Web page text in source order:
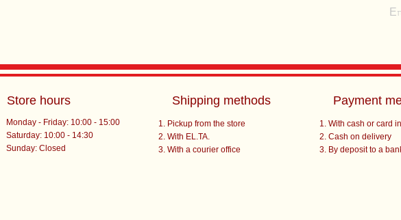
Store hours
Monday - Friday: 10:00 - 15:00
Saturday: 10:00 - 14:30
​Sunday: Closed
Shipping methods
Pickup from the store
With EL.TA.
With a courier office
Payment
With cash or card
Cash on delivery
By deposit to a